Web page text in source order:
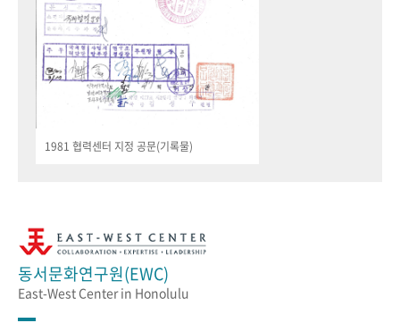
1981 협력센터 지정 공문(기록물)
동서문화연구원(EWC)
East-West Center in Honolulu